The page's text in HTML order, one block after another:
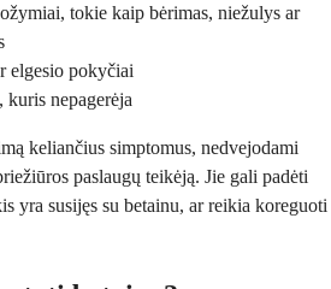
tokie kaip bėrimas, niežulys ar
elgesio pokyčiai
nepagerėja
keliančius simptomus, nedvejodami
paslaugų teikėją. Jie gali padėti
yra susijęs su betainu, ar reikia koreguoti